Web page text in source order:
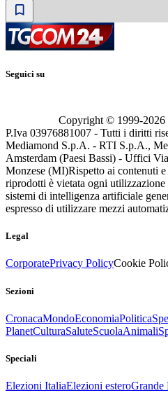
Seguici su
Copyright © 1999-2026
P.Iva 03976881007 - Tutti i diritti
Mediamond S.p.A. - RTI S.p.A.,
Amsterdam (Paesi Bassi) - Uffici
Monzese (MI)Rispetto ai contenuti
riprodotti è vietata ogni utilizzazione
sistemi di intelligenza artificiale
espresso di utilizzare mezzi
Legal
CorporatePrivacy PolicyCookie
Sezioni
CronacaMondoEconomiaPolitica
PlanetCulturaSaluteScuolaAnimali
Speciali
Elezioni ItaliaElezioni esteroGrande